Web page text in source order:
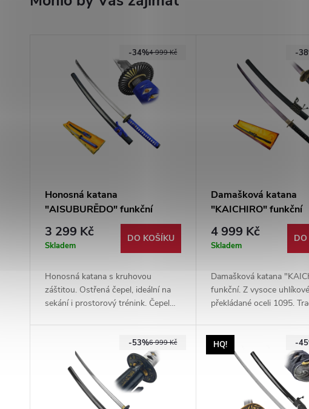
4 999 Kč
-34%
Honosná katana
"AISUBURĒDO" funkční
3 299 Kč
Skladem
DO KOŠÍKU
Honosná katana s kruhovou
záštitou. Ostřená čepel, ideální na
sekání i prostorový trénink. Čepel
-
Damašková katana
"KAICHIRO" funkční
4 999 Kč
Skladem
Damašková katana
funkční. Z vysoce uhlíkové
překládané oceli 1095.
ozdobená zlatými draky.
rejnočí kůže na rukojeti.
6 999 Kč
-53% HQ! -